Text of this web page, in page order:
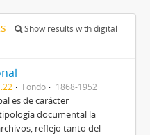
Show results with digital
Fondo 1868-1952
es de carácter
documental la
reflejo tanto del